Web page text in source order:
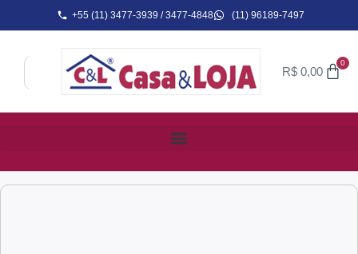
+55 (11) 3477-3939 / 3477-4848 (11) 96189-7497
R$ 0,00
0